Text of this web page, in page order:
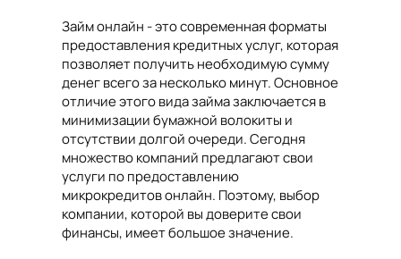
Займ онлайн - это современная форматы
предоставления кредитных услуг, которая
позволяет получить необходимую сумму
денег всего за несколько минут. Основное
отличие этого вида займа заключается в
минимизации бумажной волокиты и
отсутствии долгой очереди. Сегодня
множество компаний предлагают свои
услуги по предоставлению
микрокредитов онлайн. Поэтому, выбор
компании, которой вы доверите свои
финансы, имеет большое значение.